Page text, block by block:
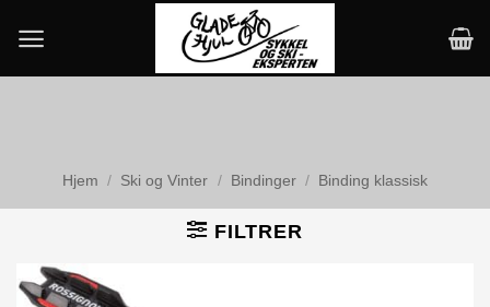
content
Hjem / Ski og Vinter / Bindinger / Binding klassisk
FILTRER